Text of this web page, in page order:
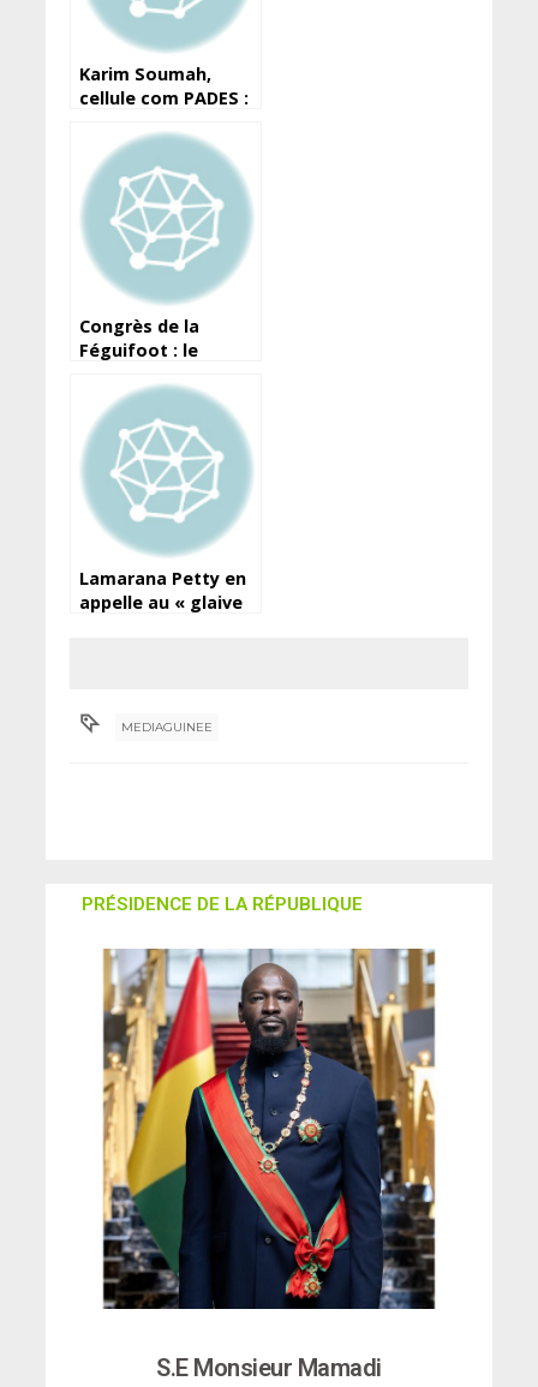
Karim Soumah,
cellule com PADES :
n’a jamais connu
Mandian Sidibé et
ne l’a jamais vu’’
Congrès de la
Féguifoot : le
la Fifa (source)
Lamarana Petty en
appelle au « glaive
MEDIAGUINEE
PRÉSIDENCE DE LA RÉPUBLIQUE
S.E Monsieur Mamadi